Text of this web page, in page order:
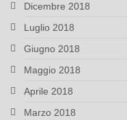
Dicembre 2018
Luglio 2018
Giugno 2018
Maggio 2018
Aprile 2018
Marzo 2018